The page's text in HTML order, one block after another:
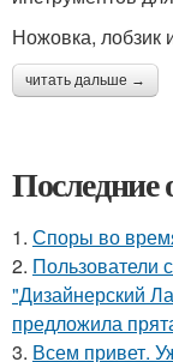
Ножовка, лобзик
читать дальше →
Последние
1. Споры во
2. Пользователи
"Дизайнерский
предложила
3. Всем привет.